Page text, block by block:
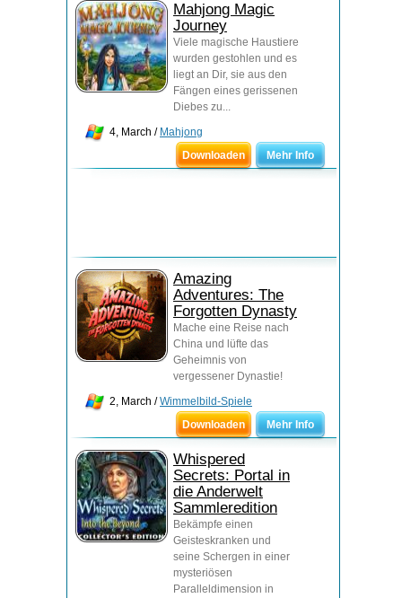
Mahjong Magic
Journey
Viele magische Haustiere
wurden gestohlen und es
liegt an Dir, sie aus den
Fängen eines gerissenen
Diebes zu...
4, March / Mahjong
Downloaden
Mehr Info
Amazing
Adventures: The
Forgotten Dynasty
Mache eine Reise nach
China und lüfte das
Geheimnis von
vergessener Dynastie!
2, March /Wimmelbild-Spiele
Downloaden
Mehr Info
Whispered
Secrets: Portal in
die Anderwelt
Sammleredition
Bekämpfe einen
Geisteskranken und
seine Schergen in einer
mysteriösen
Paralleldimension in